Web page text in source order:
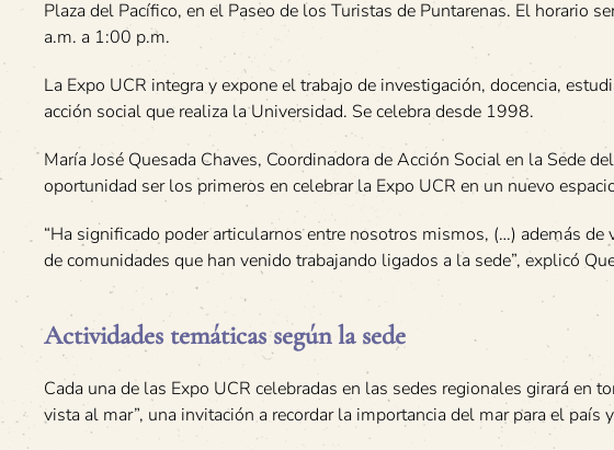
Plaza del Pacífico, en el Paseo de los Turistas de Puntarenas. El horario
a.m. a 1:00 p.m.
La Expo UCR integra y expone el trabajo de investigación, docencia,
acción social que realiza la Universidad. Se celebra desde 1998.
María José Quesada Chaves, Coordinadora de Acción Social en la Sede
oportunidad ser los primeros en celebrar la Expo UCR en un nuevo
“Ha significado poder articularnos entre nosotros mismos, (…) además
de comunidades que han venido trabajando ligados a la sede”, explicó
Actividades temáticas según la sede
Cada una de las Expo UCR celebradas en las sedes regionales girará en
vista al mar”, una invitación a recordar la importancia del mar para el país